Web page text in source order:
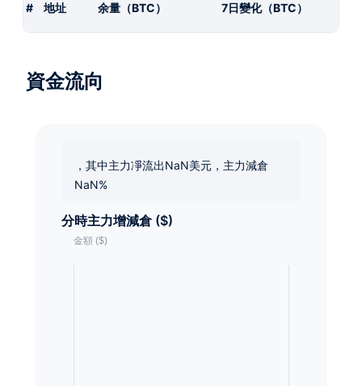
# 地址 余量（BTC） 7日變化（BTC）
資金流向
，其中主力凈流出NaN美元，主力減倉
NaN%
分時主力增減倉 ($)